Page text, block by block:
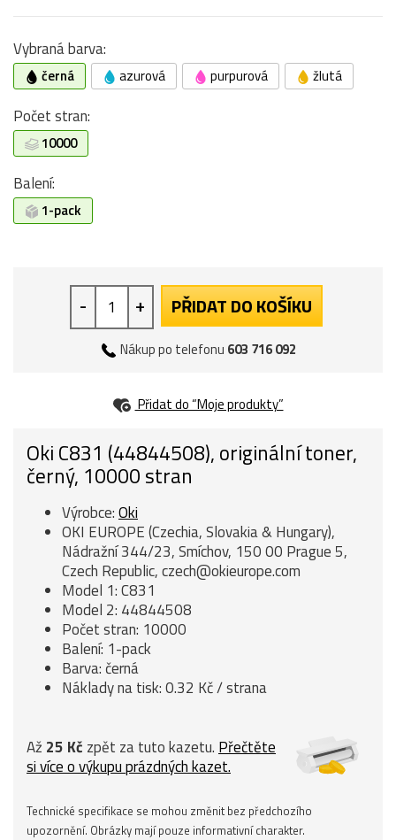
Vybraná barva:
černá azurová purpurová žlutá
Počet stran:
10000
Balení:
1-pack
- + PŘIDAT DO KOŠÍKU
Nákup po telefonu 603 716 092
Přidat do “Moje produkty”
Oki C831 (44844508), originální toner,
černý, 10000 stran
Výrobce:Oki
OKI EUROPE (Czechia, Slovakia & Hungary),
Nádražní 344/23, Smíchov, 150 00 Prague 5,
Czech Republic, czech@okieurope.com
Model 1: C831
Model 2: 44844508
Počet stran: 10000
Balení: 1-pack
Barva: černá
Náklady na tisk: 0.32 Kč / strana
Až 25 Kč zpět za tuto kazetu. Přečtěte
si více o výkupu prázdných kazet.
Technické specifikace se mohou změnit bez předchozího
upozornění. Obrázky mají pouze informativní charakter.